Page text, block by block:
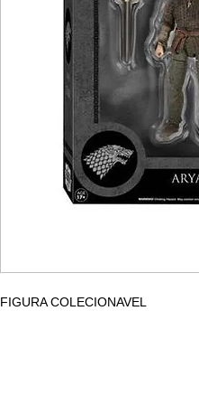
FIGURA COLECIONAVEL